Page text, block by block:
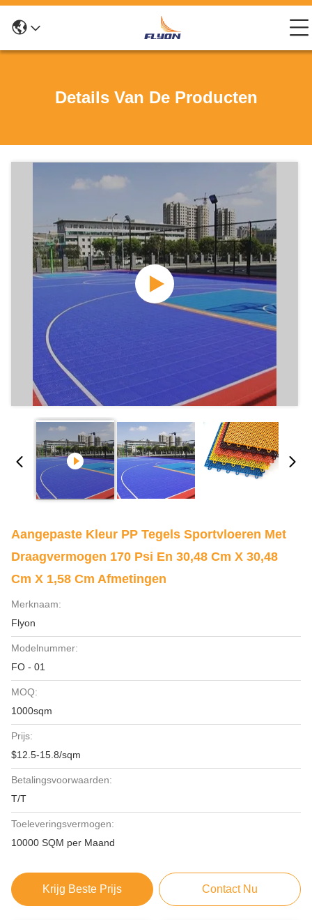
Details Van De Producten
Aangepaste Kleur PP Tegels Sportvloeren Met
Draagvermogen 170 Psi En 30,48 Cm X 30,48
Cm X 1,58 Cm Afmetingen
Merknaam:
Flyon
Modelnummer:
FO - 01
MOQ:
1000sqm
Prijs:
$12.5-15.8/sqm
Betalingsvoorwaarden:
T/T
Toeleveringsvermogen:
10000 SQM per Maand
Krijg Beste Prijs Contact Nu